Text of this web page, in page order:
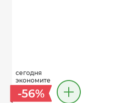
сегодня
экономите
-56%